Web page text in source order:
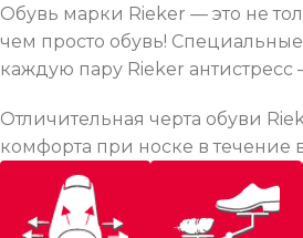
Обувь марки Rieker — это не
чем просто обувь!
каждую пару Rieker антистресс
Отличительная черта обуви
комфорта при носке в течение